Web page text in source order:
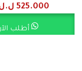
525.000
أطلب